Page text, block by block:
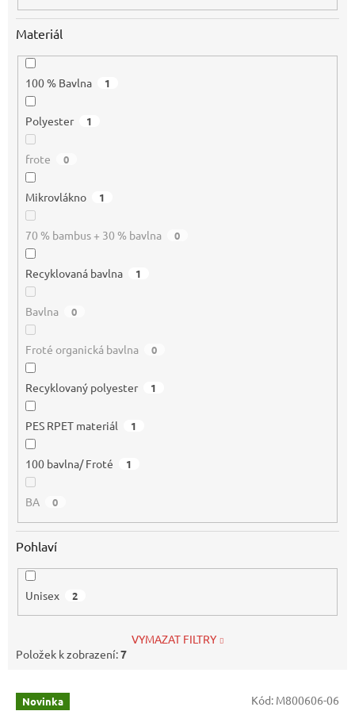
Materiál
100 % Bavlna 1
Polyester 1
frote 0
Mikrovlákno 1
70 % bambus + 30 % bavlna 0
Recyklovaná bavlna 1
Bavlna 0
Froté organická bavlna 0
Recyklovaný polyester 1
PES RPET materiál 1
100 bavlna/ Froté 1
BA 0
Pohlaví
Unisex 2
VYMAZAT FILTRY
Položek k zobrazení:7
V Novinka Kód: M800606-06